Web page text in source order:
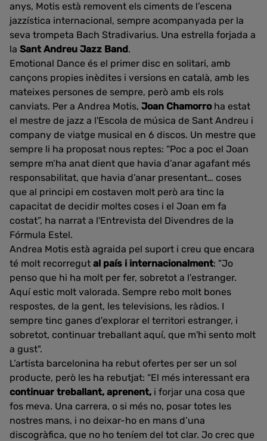
anys, Motis està removent els ciments de l’escena
jazzística internacional, sempre acompanyada per la
seva trompeta Bach Stradivarius. Una estrella forjada a
la Sant Andreu Jazz Band.
Emotional Dance és el primer disc en solitari, amb
cançons propies inèdites i versions en català, amb les
mateixes persones de sempre, però amb els rols
canviats. Per a Andrea Motis, Joan Chamorroha estat
el mestre de jazz a l'Escola de música de Sant Andreu i
company de viatge musical en 6 discos. Un mestre que
sempre li ha proposat nous reptes: “Poc a poc el Joan
sempre m’ha anat dient que havia d’anar agafant més
responsabilitat, que havia d’anar presentant… coses
que al principi em costaven molt però ara tinc la
capacitat de decidir moltes coses i el Joan em fa
costat”, ha narrat a l'Entrevista del Divendres de la
Fórmula Estel.
Andrea Motis està agraida pel suport i creu que encara
té molt recorregut al país i internacionalment: "Jo
penso que hi ha molt per fer, sobretot a l'estranger.
Aquí estic molt valorada. Sempre rebo molt bones
respostes, de la gent, les televisions, les ràdios. I
sempre tinc ganes d'explorar el territori estranger, i
sobretot, continuar treballant aquí, que m'hi sento molt
a gust".
L’artista barcelonina ha rebut ofertes per ser un sol
producte, però les ha rebutjat: “El més interessant era
continuar treballant, aprenent, i forjar una cosa que
fos meva. Una carrera, o si més no, posar totes les
nostres mans, i no deixar-ho en mans d’una
discogràfica, que no ho teníem del tot clar. Jo crec que